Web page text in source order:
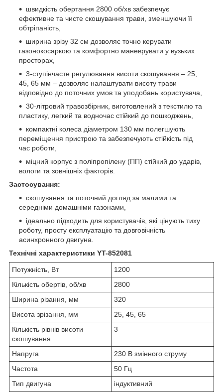
швидкість обертання 2800 об/хв забезпечує
ефективне та чисте скошування трави, зменшуючи її
обтріпаність,
ширина зрізу 32 см дозволяє точно керувати
газонокосаркою та комфортно маневрувати у вузьких
просторах,
3-ступінчасте регулювання висоти скошування – 25,
45, 65 мм – дозволяє налаштувати висоту трави
відповідно до поточних умов та уподобань користувача,
30-літровий травозбірник, виготовлений з текстилю та
пластику, легкий та водночас стійкий до пошкоджень,
компактні колеса діаметром 130 мм полегшують
переміщення пристрою та забезпечують стійкість під
час роботи,
міцний корпус з поліпропілену (ПП) стійкий до ударів,
вологи та зовнішніх факторів.
Застосування:
скошування та поточний догляд за малими та
середніми домашніми газонами,
ідеально підходить для користувачів, які цінують тиху
роботу, просту експлуатацію та довговічність
асинхронного двигуна.
Технічні характеристики YT-852081
Потужність, Вт
1200
Кількість обертів, об/хв
2800
Ширина різання, мм
320
Висота зрізання, мм
25, 45, 65
Кількість рівнів висоти
скошування
3
Напруга
230 В змінного струму
Частота
50 Гц
Тип двигуна
індуктивний